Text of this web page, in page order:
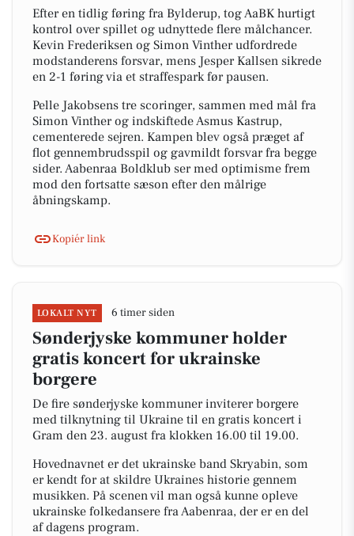
Efter en tidlig føring fra Bylderup, tog AaBK hurtigt
kontrol over spillet og udnyttede flere målchancer.
Kevin Frederiksen og Simon Vinther udfordrede
modstanderens forsvar, mens Jesper Kallsen sikrede
en 2-1 føring via et straffespark før pausen.
Pelle Jakobsens tre scoringer, sammen med mål fra
Simon Vinther og indskiftede Asmus Kastrup,
cementerede sejren. Kampen blev også præget af
flot gennembrudsspil og gavmildt forsvar fra begge
sider. Aabenraa Boldklub ser med optimisme frem
mod den fortsatte sæson efter den målrige
åbningskamp.
Kopiér link
LOKALT NYT 6 timer siden
Sønderjyske kommuner holder
gratis koncert for ukrainske
borgere
De fire sønderjyske kommuner inviterer borgere
med tilknytning til Ukraine til en gratis koncert i
Gram den 23. august fra klokken 16.00 til 19.00.
Hovednavnet er det ukrainske band Skryabin, som
er kendt for at skildre Ukraines historie gennem
musikken. På scenen vil man også kunne opleve
ukrainske folkedansere fra Aabenraa, der er en del
af dagens program.